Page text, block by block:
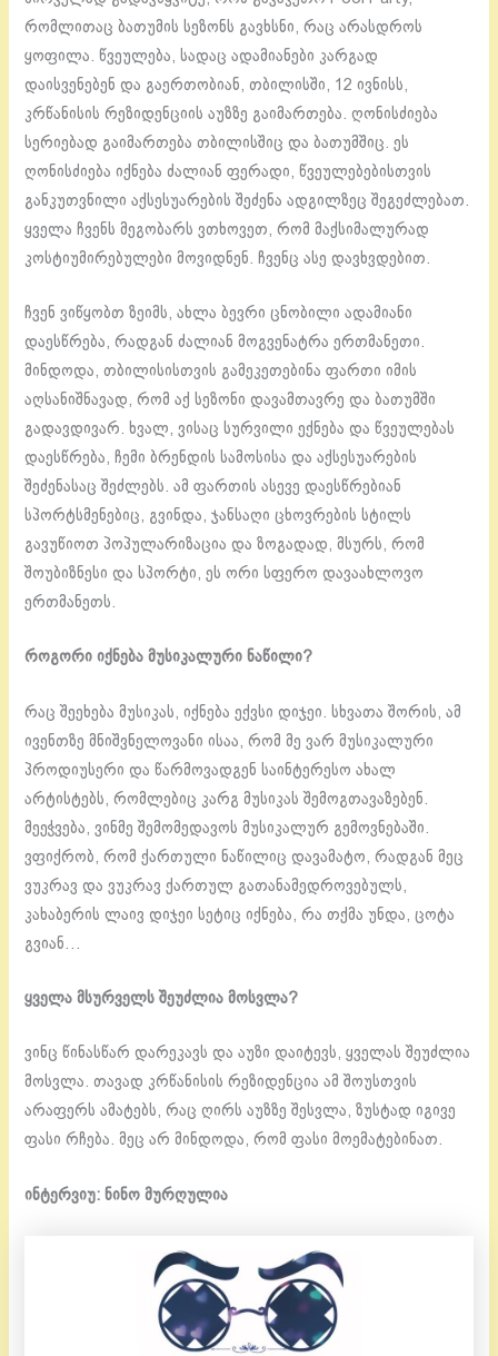
რომლითაც ბათუმის სეზონს გავხსნი, რაც არასდროს
ყოფილა. წვეულება, სადაც ადამიანები კარგად
დაისვენებენ და გაერთობიან, თბილისში, 12 ივნისს,
კრწანისის რეზიდენციის აუზზე გაიმართება. ღონისძიება
სერიებად გაიმართება თბილისშიც და ბათუმშიც. ეს
ღონისძიება იქნება ძალიან ფერადი, წვეულებებისთვის
განკუთვნილი აქსესუარების შეძენა ადგილზეც შეგეძლებათ.
ყველა ჩვენს მეგობარს ვთხოვეთ, რომ მაქსიმალურად
კოსტიუმირებულები მოვიდნენ. ჩვენც ასე დავხვდებით.
ჩვენ ვიწყობთ ზეიმს, ახლა ბევრი ცნობილი ადამიანი
დაესწრება, რადგან ძალიან მოგვენატრა ერთმანეთი.
მინდოდა, თბილისისთვის გამეკეთებინა ფართი იმის
აღსანიშნავად, რომ აქ სეზონი დავამთავრე და ბათუმში
გადავდივარ. ხვალ, ვისაც სურვილი ექნება და წვეულებას
დაესწრება, ჩემი ბრენდის სამოსისა და აქსესუარების
შეძენასაც შეძლებს. ამ ფართის ასევე დაესწრებიან
სპორტსმენებიც, გვინდა, ჯანსაღი ცხოვრების სტილს
გავუწიოთ პოპულარიზაცია და ზოგადად, მსურს, რომ
შოუბიზნესი და სპორტი, ეს ორი სფერო დავაახლოვო
ერთმანეთს.
როგორი იქნება მუსიკალური ნაწილი?
რაც შეეხება მუსიკას, იქნება ექვსი დიჯეი. სხვათა შორის, ამ
ივენთზე მნიშვნელოვანი ისაა, რომ მე ვარ მუსიკალური
პროდიუსერი და წარმოვადგენ საინტერესო ახალ
არტისტებს, რომლებიც კარგ მუსიკას შემოგთავაზებენ.
მეეჭვება, ვინმე შემომედავოს მუსიკალურ გემოვნებაში.
ვფიქრობ, რომ ქართული ნაწილიც დავამატო, რადგან მეც
ვუკრავ და ვუკრავ ქართულ გათანამედროვებულს,
კახაბერის ლაივ დიჯეი სეტიც იქნება, რა თქმა უნდა, ცოტა
გვიან…
ყველა მსურველს შეუძლია მოსვლა?
ვინც წინასწარ დარეკავს და აუზი დაიტევს, ყველას შეუძლია
მოსვლა. თავად კრწანისის რეზიდენცია ამ შოუსთვის
არაფერს ამატებს, რაც ღირს აუზზე შესვლა, ზუსტად იგივე
ფასი რჩება. მეც არ მინდოდა, რომ ფასი მოემატებინათ.
ინტერვიუ: ნინო მურღულია